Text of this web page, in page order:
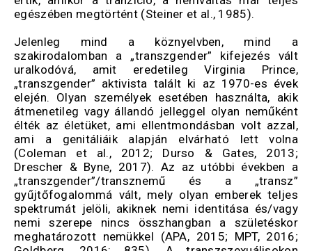
egészében megtörtént (Steiner et al., 1985).
Jelenleg mind a köznyelvben, mind a
szakirodalomban a „transzgender” kifejezés vált
uralkodóvá, amit eredetileg Virginia Prince,
„transzgender” aktivista talált ki az 1970-es évek
elején. Olyan személyek esetében használta, akik
átmenetileg vagy állandó jelleggel olyan neműként
élték az életüket, ami ellentmondásban volt azzal,
ami a genitáliáik alapján elvárható lett volna
(Coleman et al., 2012; Durso & Gates, 2013;
Drescher & Byne, 2017). Az az utóbbi években a
„transzgender”/transznemű és a „transz”
gyűjtőfogalommá vált, mely olyan emberek teljes
spektrumát jelöli, akiknek nemi identitása és/vagy
nemi szerepe nincs összhangban a születéskor
meghatározott nemükkel (APA, 2015; MPT, 2016;